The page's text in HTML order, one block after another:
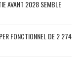
AVANT 2028 SEMBLE
FONCTIONNEL DE 2 274